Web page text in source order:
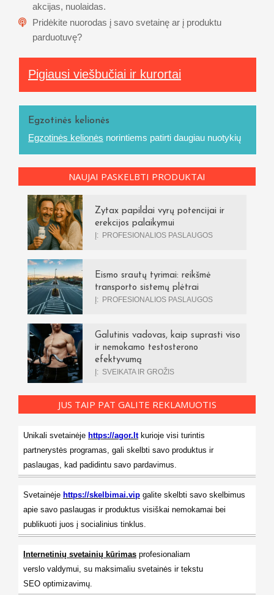
akcijas, nuolaidas.
Pridėkite nuorodas į savo svetainę ar į produktu
parduotuvę?
Pigiausi viešbučiai ir kurortai
Egzotinės kelionės
Egzotinės kelionės norintiems patirti daugiau nuotykių
NAUJAI PASKELBTI PRODUKTAI
Zytax papildai vyrų potencijai ir
erekcijos palaikymui
Į: PROFESIONALIOS PASLAUGOS
Eismo srautų tyrimai: reikšmė
transporto sistemų plėtrai
Į: PROFESIONALIOS PASLAUGOS
Galutinis vadovas, kaip suprasti viso
ir nemokamo testosterono
efektyvumą
Į: SVEIKATA IR GROŽIS
JUS TAIP PAT GALITE REKLAMUOTIS
Unikali svetainėje https://agor.ltkurioje visi turintis
partnerystės programas, gali skelbti savo produktus ir
paslaugas, kad padidintu savo pardavimus.
Svetainėje https://skelbimai.vip galite skelbti savo skelbimus
apie savo paslaugas ir produktus visiškai nemokamai bei
publikuoti juos į socialinius tinklus.
Internetinių svetainių kūrimas profesionaliam
verslo valdymui, su maksimaliu svetainės ir tekstu
SEO optimizavimų.